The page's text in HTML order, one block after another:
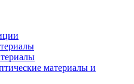
материалы и